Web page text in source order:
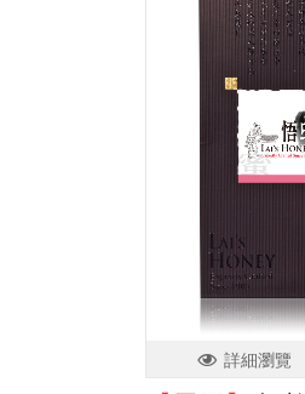
詳細瀏覽